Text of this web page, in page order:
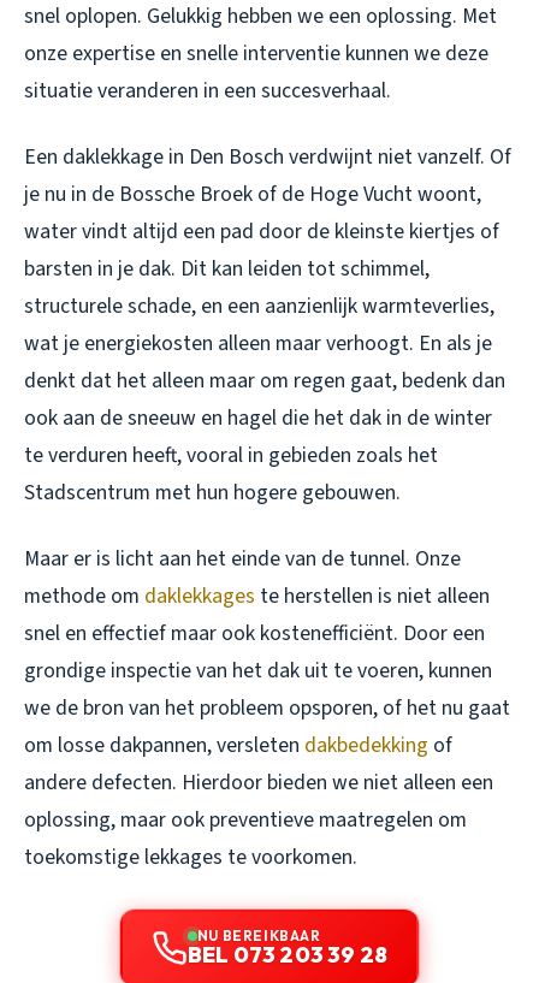
snel oplopen. Gelukkig hebben we een oplossing. Met
onze expertise en snelle interventie kunnen we deze
situatie veranderen in een succesverhaal.
Een daklekkage in Den Bosch verdwijnt niet vanzelf. Of
je nu in de Bossche Broek of de Hoge Vucht woont,
water vindt altijd een pad door de kleinste kiertjes of
barsten in je dak. Dit kan leiden tot schimmel,
structurele schade, en een aanzienlijk warmteverlies,
wat je energiekosten alleen maar verhoogt. En als je
denkt dat het alleen maar om regen gaat, bedenk dan
ook aan de sneeuw en hagel die het dak in de winter
te verduren heeft, vooral in gebieden zoals het
Stadscentrum met hun hogere gebouwen.
Maar er is licht aan het einde van de tunnel. Onze
methode om daklekkages te herstellen is niet alleen
snel en effectief maar ook kostenefficiënt. Door een
grondige inspectie van het dak uit te voeren, kunnen
we de bron van het probleem opsporen, of het nu gaat
om losse dakpannen, versleten dakbedekking of
andere defecten. Hierdoor bieden we niet alleen een
oplossing, maar ook preventieve maatregelen om
toekomstige lekkages te voorkomen.
NU BEREIKBAAR
BEL 073 203 39 28